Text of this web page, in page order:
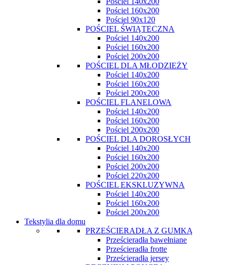
Pościel 160x200
Pościel 90x120
POŚCIEL ŚWIĄTECZNA
Pościel 140x200
Pościel 160x200
Pościel 200x200
POŚCIEL DLA MŁODZIEŻY
Pościel 140x200
Pościel 160x200
Pościel 200x200
POŚCIEL FLANELOWA
Pościel 140x200
Pościel 160x200
Pościel 200x200
POŚCIEL DLA DOROSŁYCH
Pościel 140x200
Pościel 160x200
Pościel 200x200
Pościel 220x200
POŚCIEL EKSKLUZYWNA
Pościel 140x200
Pościel 160x200
Pościel 200x200
Tekstylia dla domu
PRZEŚCIERADŁA Z GUMKĄ
Prześcieradła bawełniane
Prześcieradła frotte
Prześcieradła jersey